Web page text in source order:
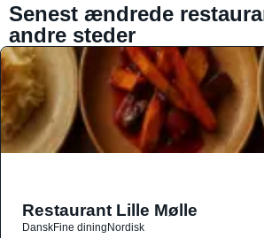
Senest ændrede
andre steder
Restaurant Lille Mølle
DanskFine diningNordisk